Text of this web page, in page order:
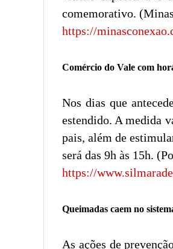
comemorativo.
https://
Comércio do Vale com
Nos dias que
estendido. A medida
pais, além de
será das 9h às 15h.
https://
Queimadas caem no
As ações de